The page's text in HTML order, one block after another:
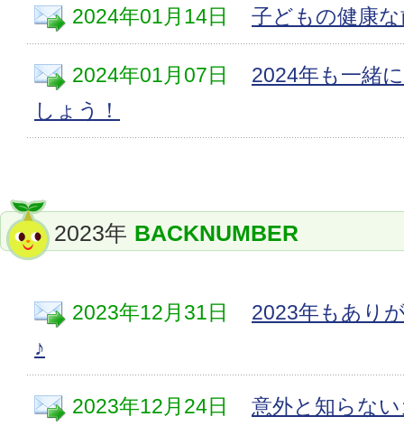
2024年01月14日 子どもの健康
2024年01月07日
2024年も一緒
しょう！
2023年 BACKNUMBER
2023年12月31日
2023年もあり
♪
2023年12月24日 意外と知らな